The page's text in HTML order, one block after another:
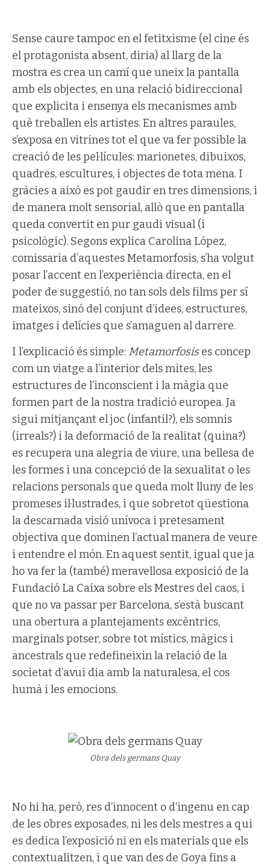
Sense caure tampoc en el fetitxisme (el cine és
el protagonista absent, diria) al llarg de la
mostra es crea un camí que uneix la pantalla
amb els objectes, en una relació bidireccional
que explicita i ensenya els mecanismes amb
què treballen els artistes. En altres paraules,
s’exposa en vitrines tot el que va fer possible la
creació de les pel·lícules: marionetes, dibuixos,
quadres, escultures, i objectes de tota mena. I
gràcies a això es pot gaudir en tres dimensions, i
de manera molt sensorial, allò que en pantalla
queda convertit en pur gaudi visual (i
psicològic). Segons explica Carolina López,
comissaria d’aquestes Metamorfosis, s’ha volgut
posar l’accent en l’experiència directa, en el
poder de suggestió, no tan sols dels films per sí
mateixos, sinó del conjunt d’idees, estructures,
imatges i delícies que s’amaguen al darrere.
I l’explicació és simple: Metamorfosises concep
com un viatge a l’interior dels mites, les
estructures de l’inconscient i la màgia que
formen part de la nostra tradició europea. Ja
sigui mitjançant el joc (infantil?), els somnis
(irreals?) i la deformació de la realitat (quina?)
es recupera una alegria de viure, una bellesa de
les formes i una concepció de la sexualitat o les
relacions personals que queda molt lluny de les
promeses il·lustrades, i que sobretot qüestiona
la descarnada visió unívoca i pretesament
objectiva que dominen l’actual manera de veure
i entendre el món. En aquest sentit, igual que ja
ho va fer la (també) meravellosa exposició de la
Fundació La Caixa sobre els Mestres del caos, i
que no va passar per Barcelona, s’està buscant
una obertura a plantejaments excèntrics,
marginals potser, sobre tot místics, màgics i
ancestrals que redefineixin la relació de la
societat d’avui dia amb la naturalesa, el cos
humà i les emocions.
Obra dels germans Quay
No hi ha, però, res d’innocent o d’ingenu en cap
de les obres exposades, ni les dels mestres a qui
es dedica l’exposició ni en els materials que els
contextualitzen, i que van des de Goya fins a